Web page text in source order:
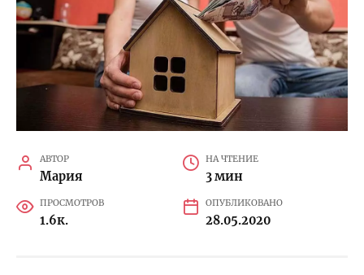
АВТОР
Мария
НА ЧТЕНИЕ
3 мин
ПРОСМОТРОВ
1.6к.
ОПУБЛИКОВАНО
28.05.2020